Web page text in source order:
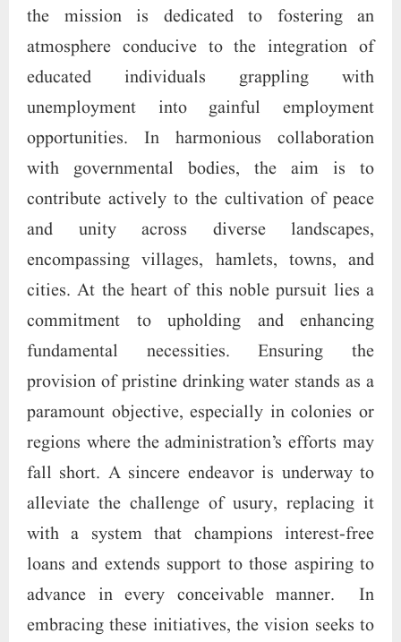
the mission is dedicated to fostering an
atmosphere conducive to the integration of
educated individuals grappling with
unemployment into gainful employment
opportunities. In harmonious collaboration
with governmental bodies, the aim is to
contribute actively to the cultivation of peace
and unity across diverse landscapes,
encompassing villages, hamlets, towns, and
cities. At the heart of this noble pursuit lies a
commitment to upholding and enhancing
fundamental necessities. Ensuring the
provision of pristine drinking water stands as a
paramount objective, especially in colonies or
regions where the administration’s efforts may
fall short. A sincere endeavor is underway to
alleviate the challenge of usury, replacing it
with a system that champions interest-free
loans and extends support to those aspiring to
advance in every conceivable manner. In
embracing these initiatives, the vision seeks to